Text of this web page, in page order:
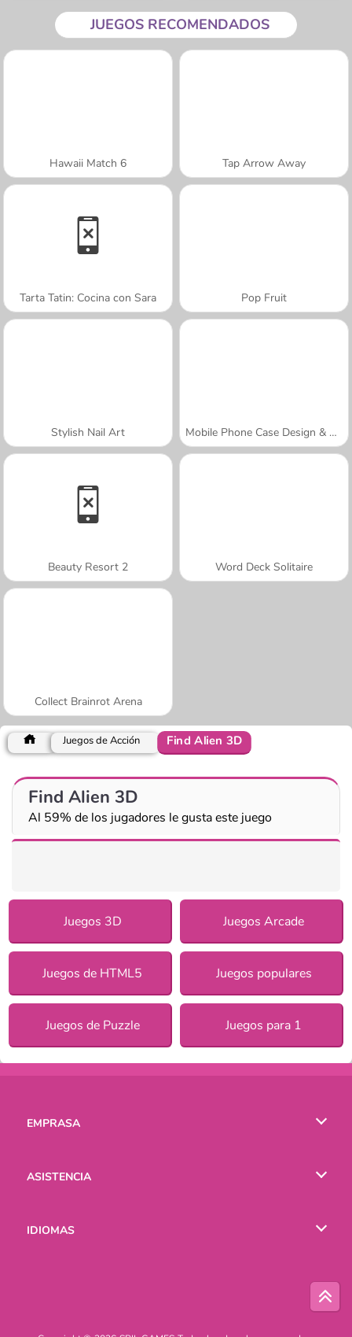
JUEGOS RECOMENDADOS
Hawaii Match 6 Tap Arrow Away
Tarta Tatin: Cocina con Sara Pop Fruit
Stylish Nail Art Mobile Phone Case Design & DIY
Beauty Resort 2 Word Deck Solitaire
Collect Brainrot Arena
Juegos de Acción Find Alien 3D
Find Alien 3D
Al 59% de los jugadores le gusta este juego
Juegos 3D Juegos Arcade
Juegos de HTML5 Juegos populares
Juegos de Puzzle Juegos para 1
EMPRASA
ASISTENCIA
IDIOMAS